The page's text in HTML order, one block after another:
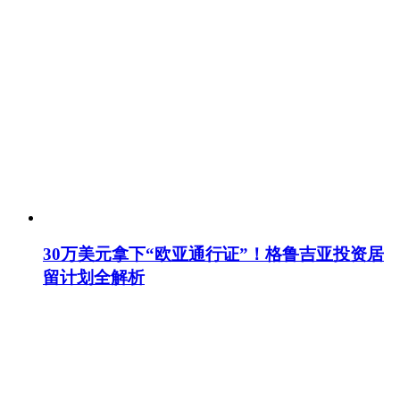
30万美元拿下“欧亚通行证”！格鲁吉亚投资居
留计划全解析